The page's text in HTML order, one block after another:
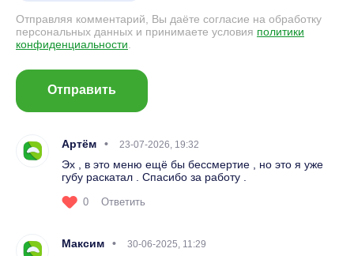
Отправляя комментарий, Вы даёте согласие на обработку
персональных данных и принимаете условия политики
конфиденциальности
Отправить
Артём 23-07-2026, 19:32
Эх , в это меню ещё бы бессмертие , но это я уже
губу раскатал . Спасибо за работу .
0 Ответить
Максим 30-06-2025, 11:29